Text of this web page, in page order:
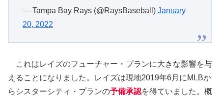
— Tampa Bay Rays (@RaysBaseball) January
20, 2022
これはレイズのフューチャー・プランに大きな影響を与
えることになりました。レイズは現地2019年6月にMLBか
らシスターシティ・プランの予備承認を得ていました。概